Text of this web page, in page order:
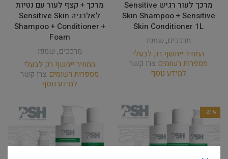
מרכך לעור רגיש Sensitive
Skin Shampoo + Sensitive
Skin Conditioner 1L
מרככים, שמפו
המחיר ייחשף רק לבעלי
מספרות רשומים צרו קשר
למידע נוסף
מרכך + קצף לעור עם נטיות
לאלרגיה Sensitive Skin
Shampoo + Conditioner +
Foam
מרככים, שמפו
המחיר ייחשף רק לבעלי
מספרות רשומים צרו קשר
למידע נוסף
-21%